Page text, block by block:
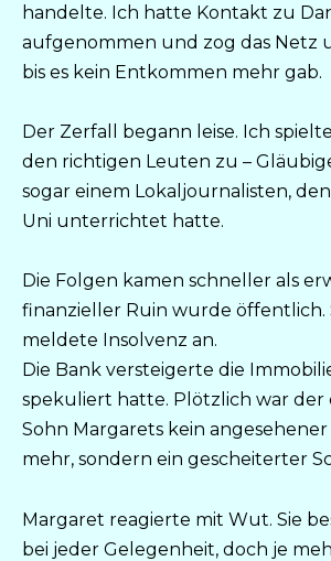
handelte. Ich hatte Kontakt zu
aufgenommen und zog das Netz
bis es kein Entkommen mehr gab.
Der Zerfall begann leise. Ich
den richtigen Leuten zu –
sogar einem Lokaljournalisten,
Uni unterrichtet hatte.
Die Folgen kamen schneller als
finanzieller Ruin wurde öffentlich.
meldete Insolvenz an.
Die Bank versteigerte die
spekuliert hatte. Plötzlich war der
Sohn Margarets kein
mehr, sondern ein gescheiterter
Margaret reagierte mit Wut. Sie
bei jeder Gelegenheit, doch je